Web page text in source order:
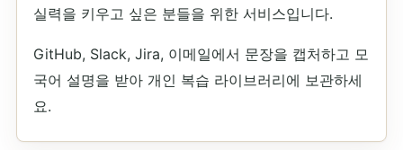
실력을 키우고 싶은 분들을 위한 서비스입니다.
GitHub, Slack, Jira, 이메일에서 문장을 캡처하고 모
국어 설명을 받아 개인 복습 라이브러리에 보관하세
요.